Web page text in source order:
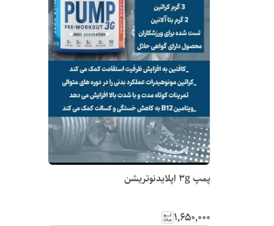
پمپ 3g اپلایدنوتریشن
۱٬۶۵۰٬۰۰۰